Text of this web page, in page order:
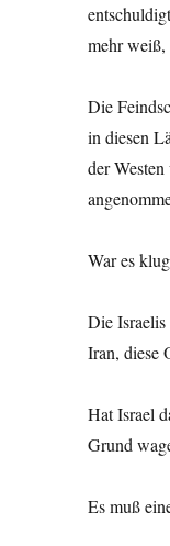
mehr weiß,
Die
in diesen
der
War es
Die Israelis
Iran, diese
Hat Israel
Grund
Es muß